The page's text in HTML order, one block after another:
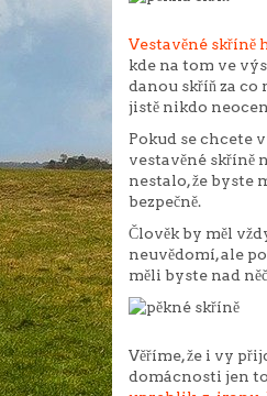
Vestavěné
kde na tom ve
danou skříň za co
jistě nikdo
Pokud se chcete
vestavěné skříně
nestalo, že byste
bezpečně.
Člověk by měl
neuvědomí, ale
měli byste nad
Věříme, že i vy
domácnosti jen